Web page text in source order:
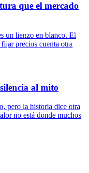
que el mercado
un lienzo en blanco. El
precios cuenta otra
al mito
pero la historia dice otra
no está donde muchos